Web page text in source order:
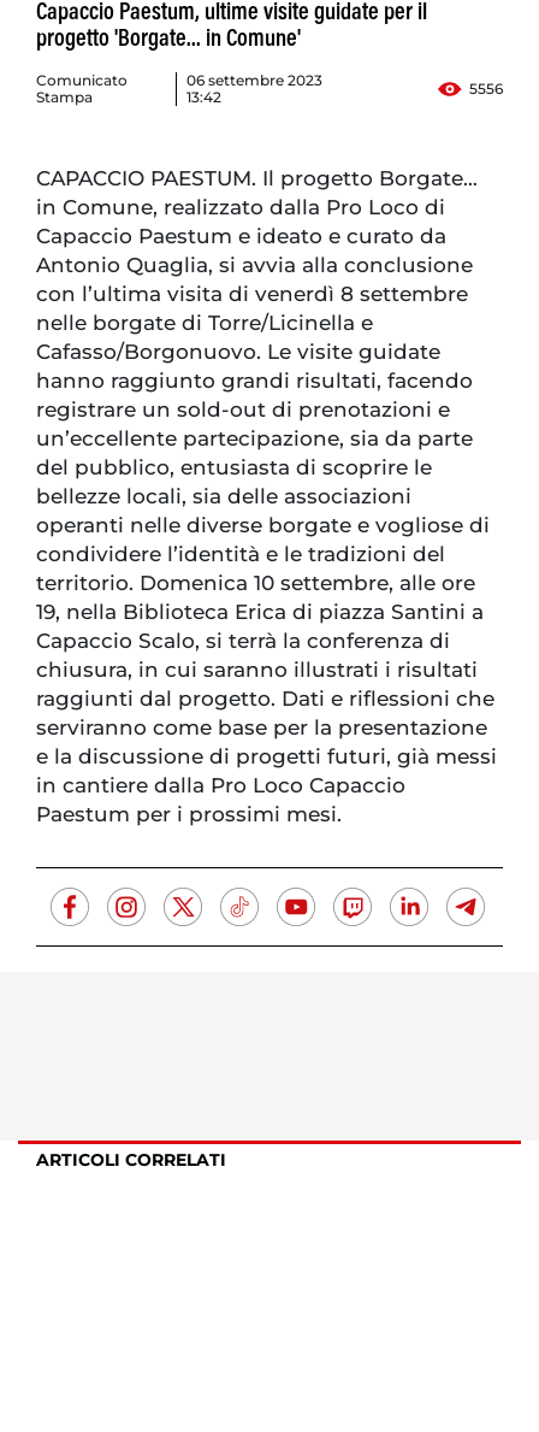
Capaccio Paestum, ultime visite guidate per il
progetto 'Borgate... in Comune'
Comunicato
Stampa
06 settembre 2023
13:42
5556
CAPACCIO PAESTUM. Il progetto Borgate…
in Comune, realizzato dalla Pro Loco di
Capaccio Paestum e ideato e curato da
Antonio Quaglia, si avvia alla conclusione
con l’ultima visita di venerdì 8 settembre
nelle borgate di Torre/Licinella e
Cafasso/Borgonuovo. Le visite guidate
hanno raggiunto grandi risultati, facendo
registrare un sold-out di prenotazioni e
un’eccellente partecipazione, sia da parte
del pubblico, entusiasta di scoprire le
bellezze locali, sia delle associazioni
operanti nelle diverse borgate e vogliose di
condividere l’identità e le tradizioni del
territorio. Domenica 10 settembre, alle ore
19, nella Biblioteca Erica di piazza Santini a
Capaccio Scalo, si terrà la conferenza di
chiusura, in cui saranno illustrati i risultati
raggiunti dal progetto. Dati e riflessioni che
serviranno come base per la presentazione
e la discussione di progetti futuri, già messi
in cantiere dalla Pro Loco Capaccio
Paestum per i prossimi mesi.
ARTICOLI CORRELATI